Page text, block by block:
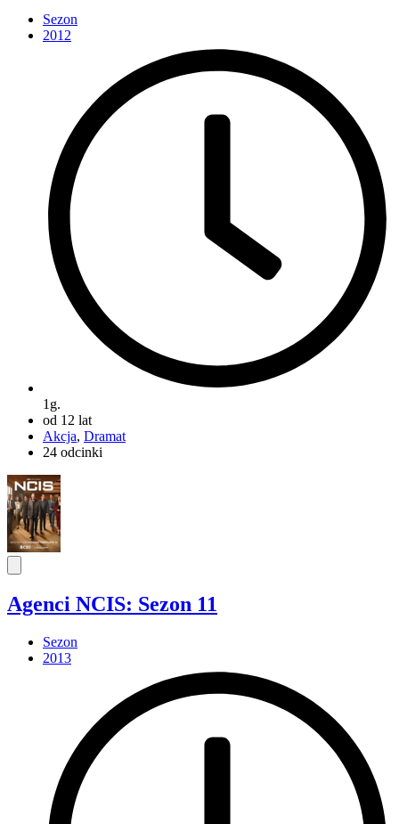
Sezon
2012
1g.
od 12 lat
Akcja, Dramat
24 odcinki
Agenci NCIS: Sezon 11
Sezon
2013